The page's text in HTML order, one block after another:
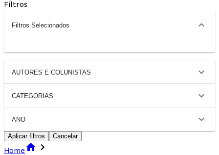
Filtros
Filtros Selecionados
AUTORES E COLUNISTAS
CATEGORIAS
ANO
Aplicar filtros Cancelar
Home